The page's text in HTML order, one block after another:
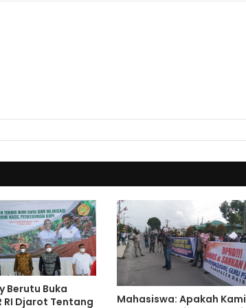
Berutu Buka
RI Djarot Tentang
Mahasiswa: Apakah Kami